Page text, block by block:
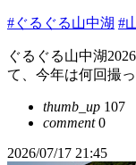
#ぐるぐる山中湖 #
ぐるぐる山中湖⁡
て、今年は何回撮
thumb_up 107
comment0
2026/07/17 21:45